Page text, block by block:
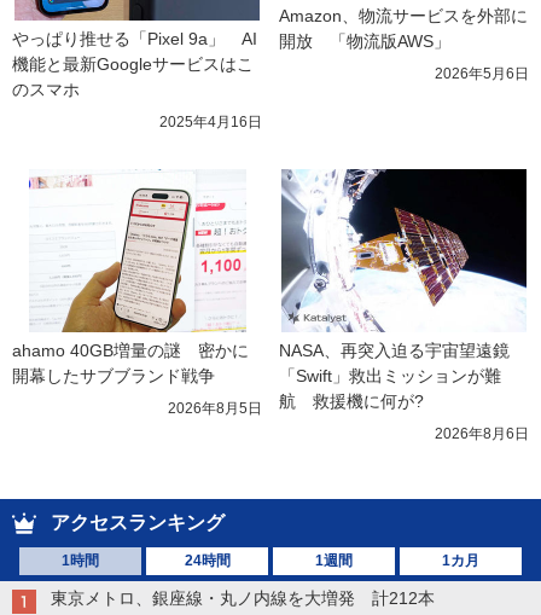
やっぱり推せる「Pixel 9a」　AI
機能と最新Googleサービスはこ
のスマホ
2025年4月16日
Amazon、物流サービスを外部に
開放　「物流版AWS」
2026年5月6日
ahamo 40GB増量の謎　密かに
開幕したサブブランド戦争
2026年8月5日
NASA、再突入迫る宇宙望遠鏡
「Swift」救出ミッションが難
航　救援機に何が?
2026年8月6日
アクセスランキング
1時間 24時間 1週間 1カ月
東京メトロ、銀座線・丸ノ内線を大増発 計212本